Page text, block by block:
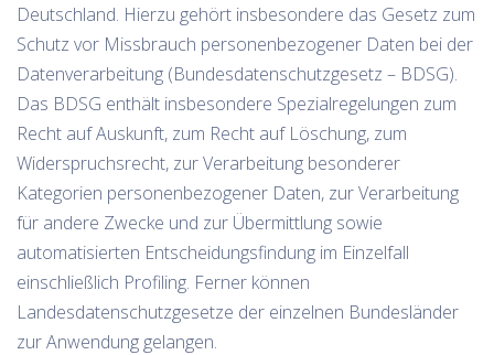
Deutschland. Hierzu gehört insbesondere das Gesetz zum
Schutz vor Missbrauch personenbezogener Daten bei der
Datenverarbeitung (Bundesdatenschutzgesetz – BDSG).
Das BDSG enthält insbesondere Spezialregelungen zum
Recht auf Auskunft, zum Recht auf Löschung, zum
Widerspruchsrecht, zur Verarbeitung besonderer
Kategorien personenbezogener Daten, zur Verarbeitung
für andere Zwecke und zur Übermittlung sowie
automatisierten Entscheidungsfindung im Einzelfall
einschließlich Profiling. Ferner können
Landesdatenschutzgesetze der einzelnen Bundesländer
zur Anwendung gelangen.